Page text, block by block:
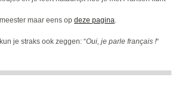
maar eens op deze pagina.
je straks ook zeggen: “Oui, je parle français !“